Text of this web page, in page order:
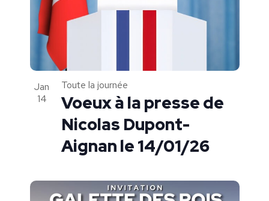
Jan
14
Voeux à la presse de
Nicolas Dupont-
Aignan le 14/01/26
Toute la journée